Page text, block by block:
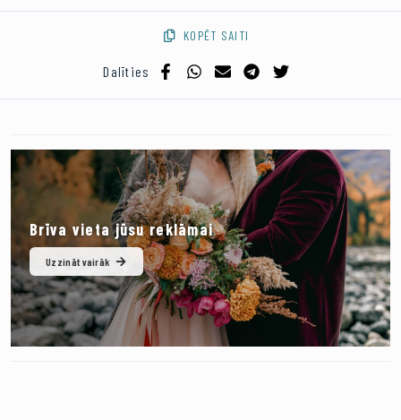
KOPĒT SAITI
Dalīties
Brīva vieta jūsu reklāmai
Uzzināt vairāk